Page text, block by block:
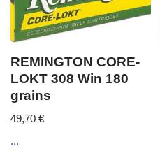
REMINGTON CORE-
LOKT 308 Win 180
grains
49,70 €
...